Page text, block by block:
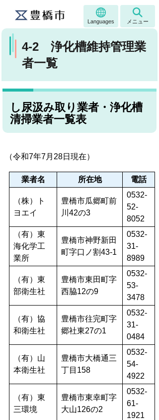
Languages メニュー
4-2 浄化槽維持管理業
者一覧
し尿汲み取り業者・浄化槽
清掃業者一覧表
（令和7年7月28日現在）
業者名 所在地 電話
（株）ト
ヨエイ
豊橋市瓜郷町前
川42の3
0532-
52-
8052
（有）東
海化学工
業所
豊橋市神野新田
町字口ノ割43-1
0532-
31-
8989
（有）東
部衛生社
豊橋市東田町字
西脇12の9
0532-
53-
3478
（有）協
和衛生社
豊橋市往完町字
郷社東27の1
0532-
31-
0484
（有）山
本衛生社
豊橋市大橋通三
丁目158
0532-
54-
4922
（有）東
三環境
豊橋市東幸町字
大山126の2
0532-
61-
1921